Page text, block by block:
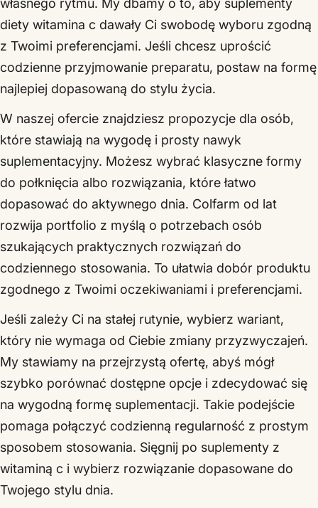
własnego rytmu. My dbamy o to, aby suplementy
diety witamina c dawały Ci swobodę wyboru zgodną
z Twoimi preferencjami. Jeśli chcesz uprościć
codzienne przyjmowanie preparatu, postaw na formę
najlepiej dopasowaną do stylu życia.
W naszej ofercie znajdziesz propozycje dla osób,
które stawiają na wygodę i prosty nawyk
suplementacyjny. Możesz wybrać klasyczne formy
do połknięcia albo rozwiązania, które łatwo
dopasować do aktywnego dnia. Colfarm od lat
rozwija portfolio z myślą o potrzebach osób
szukających praktycznych rozwiązań do
codziennego stosowania. To ułatwia dobór produktu
zgodnego z Twoimi oczekiwaniami i preferencjami.
Jeśli zależy Ci na stałej rutynie, wybierz wariant,
który nie wymaga od Ciebie zmiany przyzwyczajeń.
My stawiamy na przejrzystą ofertę, abyś mógł
szybko porównać dostępne opcje i zdecydować się
na wygodną formę suplementacji. Takie podejście
pomaga połączyć codzienną regularność z prostym
sposobem stosowania. Sięgnij po suplementy z
witaminą c i wybierz rozwiązanie dopasowane do
Twojego stylu dnia.